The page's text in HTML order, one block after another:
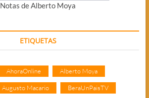
Notas de Alberto Moya
ETIQUETAS
AhoraOnline Alberto Moya
Augusto Macario BeraUnPaisTV